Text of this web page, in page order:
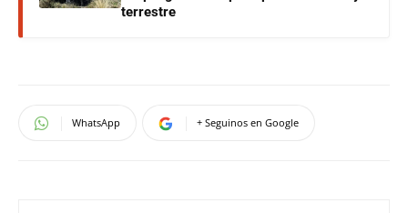
terrestre
WhatsApp + Seguinos en Google